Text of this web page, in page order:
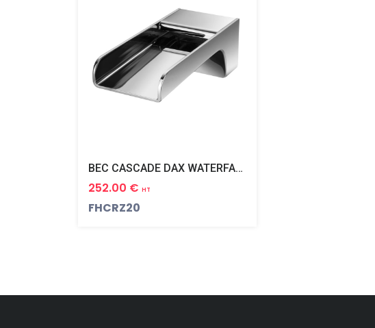
BEC CASCADE DAX WATERFALL MURAL
252.00 € HT
FHCRZ20